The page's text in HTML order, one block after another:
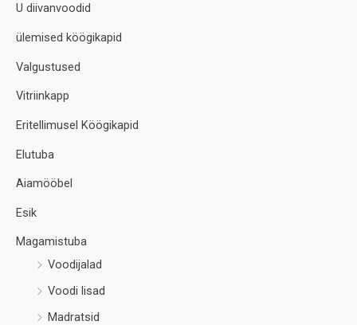
U diivanvoodid
ülemised köögikapid
Valgustused
Vitriinkapp
Eritellimusel Köögikapid
Elutuba
Aiamööbel
Esik
Magamistuba
Voodijalad
Voodi lisad
Madratsid